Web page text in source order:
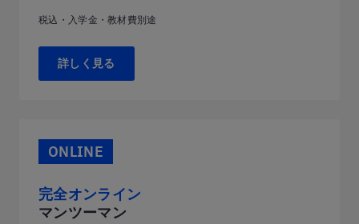
税込・入学金・教材費別途
詳しく見る
ONLINE
完全オンライン
マンツーマン